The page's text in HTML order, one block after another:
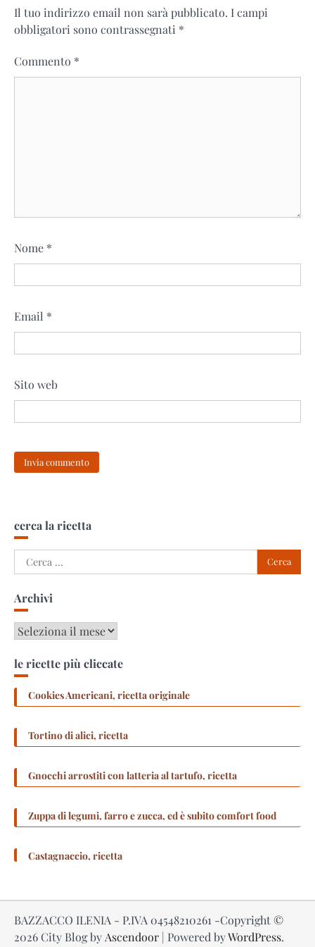
Il tuo indirizzo email non sarà pubblicato. I campi
obbligatori sono contrassegnati *
Commento *
Nome *
Email *
Sito web
cerca la ricetta
Ricerca
per:
Archivi
Archivi
le ricette più cliccate
Cookies Americani, ricetta originale
Tortino di alici, ricetta
Gnocchi arrostiti con latteria al tartufo, ricetta
Zuppa di legumi, farro e zucca, ed è subito comfort food
Castagnaccio, ricetta
BAZZACCO ILENIA - P.IVA 04548210261 -Copyright ©
2026City Blog by Ascendoor | Powered byWordPress.